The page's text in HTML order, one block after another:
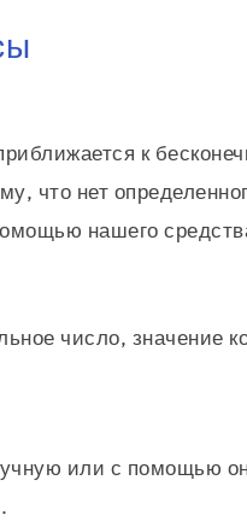
к
что нет
нашего
число, значение
или с помощью